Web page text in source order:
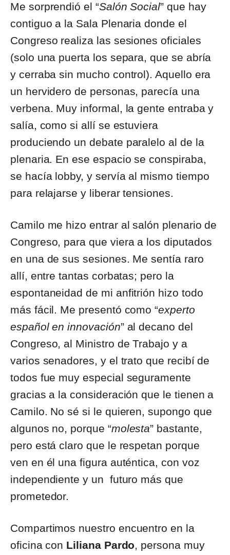
Me sorprendió el “Salón Social” que hay
contiguo a la Sala Plenaria donde el
Congreso realiza las sesiones oficiales
(solo una puerta los separa, que se abría
y cerraba sin mucho control). Aquello era
un hervidero de personas, parecía una
verbena. Muy informal, la gente entraba y
salía, como si allí se estuviera
produciendo un debate paralelo al de la
plenaria. En ese espacio se conspiraba,
se hacía lobby, y servía al mismo tiempo
para relajarse y liberar tensiones.
Camilo me hizo entrar al salón plenario de
Congreso, para que viera a los diputados
en una de sus sesiones. Me sentía raro
allí, entre tantas corbatas; pero la
espontaneidad de mi anfitrión hizo todo
más fácil. Me presentó como “experto
español en innovación” al decano del
Congreso, al Ministro de Trabajo y a
varios senadores, y el trato que recibí de
todos fue muy especial seguramente
gracias a la consideración que le tienen a
Camilo. No sé si le quieren, supongo que
algunos no, porque “molesta” bastante,
pero está claro que le respetan porque
ven en él una figura auténtica, con voz
independiente y un futuro más que
prometedor.
Compartimos nuestro encuentro en la
oficina con Liliana Pardo, persona muy